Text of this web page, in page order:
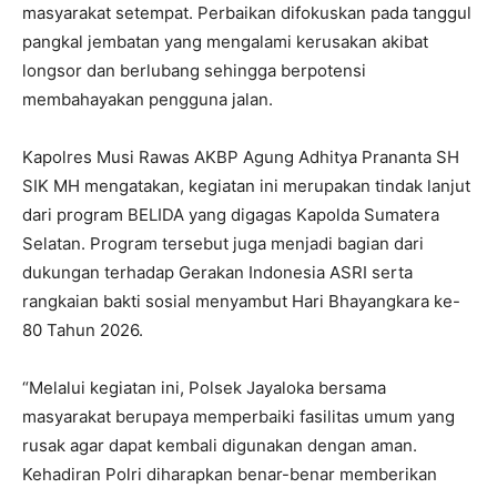
masyarakat setempat. Perbaikan difokuskan pada tanggul
pangkal jembatan yang mengalami kerusakan akibat
longsor dan berlubang sehingga berpotensi
membahayakan pengguna jalan.
Kapolres Musi Rawas AKBP Agung Adhitya Prananta SH
SIK MH mengatakan, kegiatan ini merupakan tindak lanjut
dari program BELIDA yang digagas Kapolda Sumatera
Selatan. Program tersebut juga menjadi bagian dari
dukungan terhadap Gerakan Indonesia ASRI serta
rangkaian bakti sosial menyambut Hari Bhayangkara ke-
80 Tahun 2026.
“Melalui kegiatan ini, Polsek Jayaloka bersama
masyarakat berupaya memperbaiki fasilitas umum yang
rusak agar dapat kembali digunakan dengan aman.
Kehadiran Polri diharapkan benar-benar memberikan